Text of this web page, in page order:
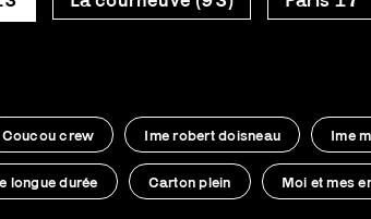
Coucou crew Ime robert doisneau Ime
longue durée Carton plein Moi et mes